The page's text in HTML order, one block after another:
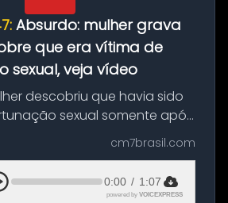
Absurdo: mulher grava
que era vítima de
sexual, veja vídeo
descobriu que havia sido
sexual somente após
que gravou enquanto
de um condomínio em
na Bahia. O c...
cm7brasil.com
0:00 / 1:07
powered by VOICEXPRESS